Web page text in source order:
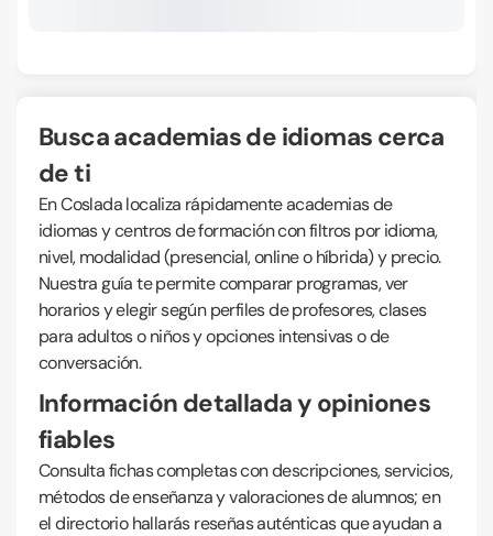
Busca academias de idiomas cerca
de ti
En Coslada localiza rápidamente academias de
idiomas y centros de formación con filtros por idioma,
nivel, modalidad (presencial, online o híbrida) y precio.
Nuestra guía te permite comparar programas, ver
horarios y elegir según perfiles de profesores, clases
para adultos o niños y opciones intensivas o de
conversación.
Información detallada y opiniones
fiables
Consulta fichas completas con descripciones, servicios,
métodos de enseñanza y valoraciones de alumnos; en
el directorio hallarás reseñas auténticas que ayudan a